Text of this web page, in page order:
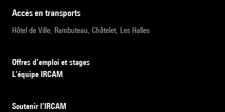
accès en transports
Hôtel de Ville, Rambuteau, Châtelet, Les Halles
Offres d’emploi et stages
L’équipe IRCAM
Soutenir l’IRCAM